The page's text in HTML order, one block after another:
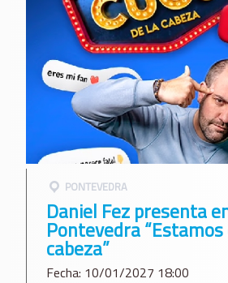
PONTEVEDRA
Daniel Fez presenta
Pontevedra
cabeza”
Fecha: 10/01/2027 18:00